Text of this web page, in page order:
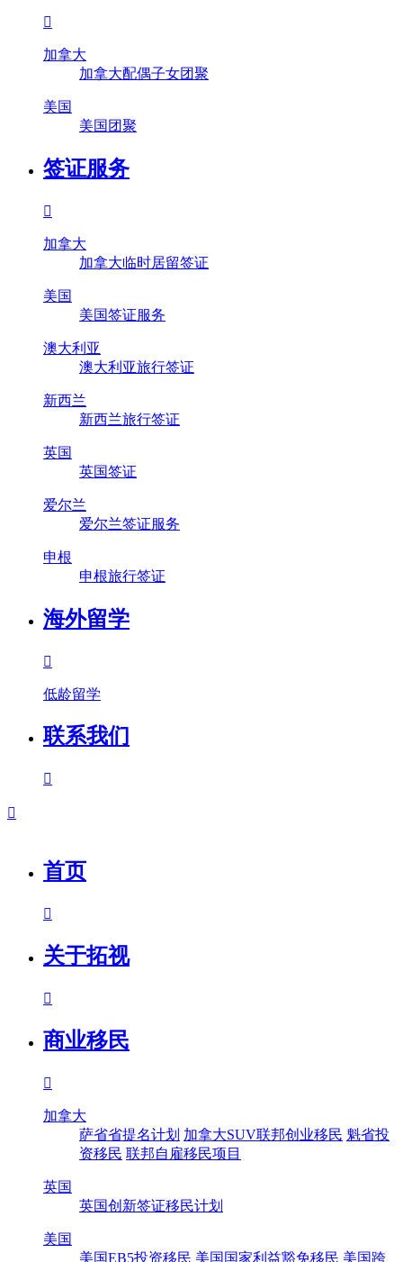

加拿大
加拿大配偶子女团聚
美国
美国团聚
签证服务

加拿大
加拿大临时居留签证
美国
美国签证服务
澳大利亚
澳大利亚旅行签证
新西兰
新西兰旅行签证
英国
英国签证
爱尔兰
爱尔兰签证服务
申根
申根旅行签证
海外留学

低龄留学
联系我们


首页

关于拓视

商业移民

加拿大
萨省省提名计划 加拿大SUV联邦创业移民 魁省投
资移民 联邦自雇移民项目
英国
英国创新签证移民计划
美国
美国EB5投资移民 美国国家利益豁免移民 美国跨